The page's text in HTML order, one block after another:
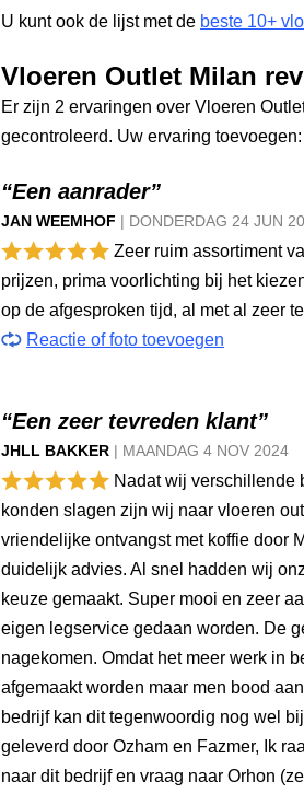
U kunt ook de lijst met de beste 10+
Vloeren Outlet Milan
Er zijn 2 ervaringen over Vloeren
gecontroleerd. Uw ervaring toevoegen:
“Een aanrader”
JAN WEEMHOF | DONDERDAG 24 JUN
Zeer ruim assortiment
prijzen, prima voorlichting bij het
op de afgesproken tijd, al met al zeer
Reactie of foto toevoegen
“Een zeer tevreden klant”
JHLL BAKKER | MAANDAG 4 NOV 2024
Nadat wij verschillende
konden slagen zijn wij naar vloeren
vriendelijke ontvangst met koffie door
duidelijk advies. Al snel hadden wij
keuze gemaakt. Super mooi en zeer
eigen legservice gedaan worden. De
nagekomen. Omdat het meer werk in
afgemaakt worden maar men bood
bedrijf kan dit tegenwoordig nog wel
geleverd door Ozham en Fazmer, Ik
naar dit bedrijf en vraag naar Orhon